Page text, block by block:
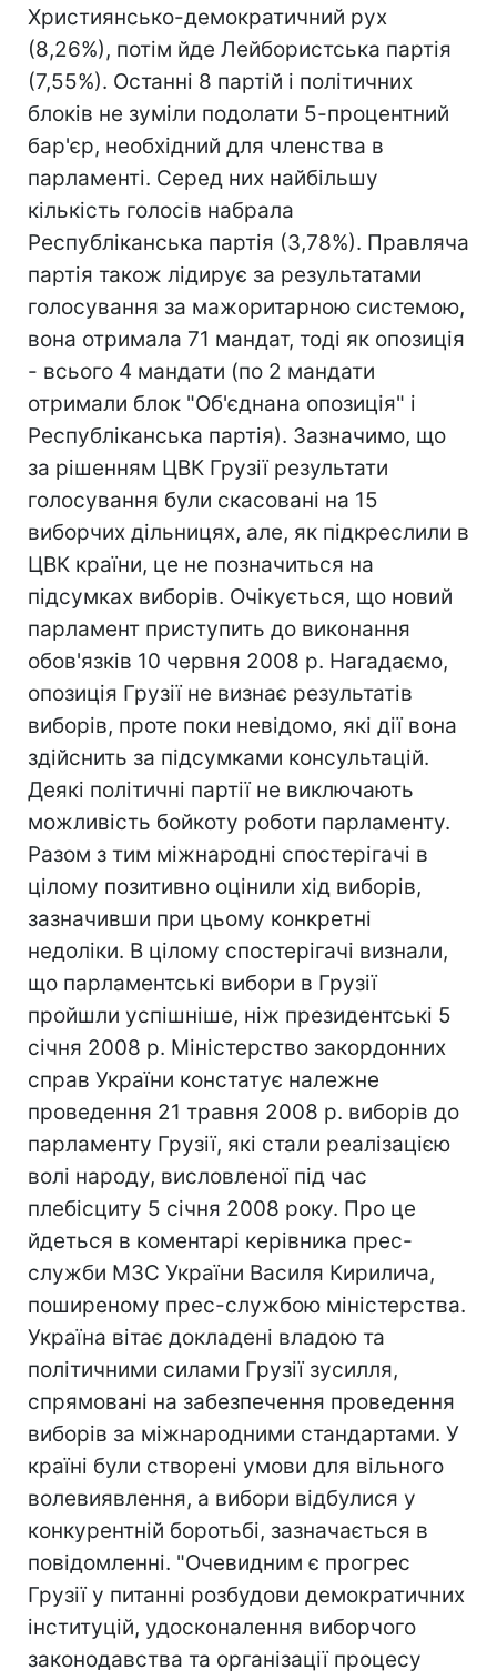
Християнсько-демократичний рух
(8,26%), потім йде Лейбористська партія
(7,55%). Останні 8 партій і політичних
блоків не зуміли подолати 5-процентний
бар'єр, необхідний для членства в
парламенті. Серед них найбільшу
кількість голосів набрала
Республіканська партія (3,78%). Правляча
партія також лідирує за результатами
голосування за мажоритарною системою,
вона отримала 71 мандат, тоді як опозиція
- всього 4 мандати (по 2 мандати
отримали блок "Об'єднана опозиція" і
Республіканська партія). Зазначимо, що
за рішенням ЦВК Грузії результати
голосування були скасовані на 15
виборчих дільницях, але, як підкреслили в
ЦВК країни, це не позначиться на
підсумках виборів. Очікується, що новий
парламент приступить до виконання
обов'язків 10 червня 2008 р. Нагадаємо,
опозиція Грузії не визнає результатів
виборів, проте поки невідомо, які дії вона
здійснить за підсумками консультацій.
Деякі політичні партії не виключають
можливість бойкоту роботи парламенту.
Разом з тим міжнародні спостерігачі в
цілому позитивно оцінили хід виборів,
зазначивши при цьому конкретні
недоліки. В цілому спостерігачі визнали,
що парламентські вибори в Грузії
пройшли успішніше, ніж президентські 5
січня 2008 р. Міністерство закордонних
справ України констатує належне
проведення 21 травня 2008 р. виборів до
парламенту Грузії, які стали реалізацією
волі народу, висловленої під час
плебісциту 5 січня 2008 року. Про це
йдеться в коментарі керівника прес-
служби МЗС України Василя Кирилича,
поширеному прес-службою міністерства.
Україна вітає докладені владою та
політичними силами Грузії зусилля,
спрямовані на забезпечення проведення
виборів за міжнародними стандартами. У
країні були створені умови для вільного
волевиявлення, а вибори відбулися у
конкурентній боротьбі, зазначається в
повідомленні. "Очевидним є прогрес
Грузії у питанні розбудови демократичних
інституцій, удосконалення виборчого
законодавства та організації процесу